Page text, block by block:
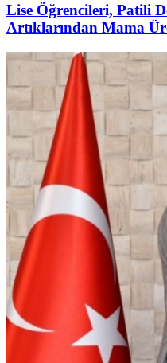
Lise Öğrencileri, Patili
Artıklarından Mama